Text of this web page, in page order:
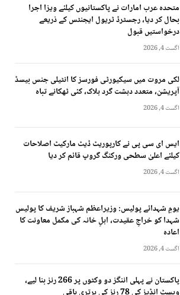
متحدہ عرب امارات نے پاکستانیوں کیلئے ویزا اجرا
بحال کر دیا، رجسٹرڈ ٹریول ایجنٹس کے ذریعے
درخواستیں قبول
اگست 4, 2026
لکی مروت میں سیکیورٹی فورسز کا انٹیلی جنس بیسڈ
آپریشن، متعدد دہشت گرد ہلاک، کئی ٹھکانے تباہ
اگست 4, 2026
ایس ای سی پی نے کارپوریٹ ڈیٹ مارکیٹ اصلاحات
کیلئے اعلیٰ سطحی ورکنگ گروپ قائم کر دیا
اگست 4, 2026
یومِ شہدائے پولیس: وزیراعظم شہباز شریف کا پولیس
شہدا کو خراجِ عقیدت، اہلِ خانہ کی مکمل معاونت کا
اعادہ
اگست 4, 2026
پاکستان نے پہلی اننگز دو وکٹوں پر 266 رنز بنا لیے،